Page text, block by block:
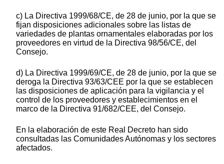
c) La Directiva 1999/68/CE, de 28 de junio, por la que se
fijan disposiciones adicionales sobre las listas de
variedades de plantas ornamentales elaboradas por los
proveedores en virtud de la Directiva 98/56/CE, del
Consejo.
d) La Directiva 1999/69/CE, de 28 de junio, por la que se
deroga la Directiva 93/63/CEE por la que se establecen
las disposiciones de aplicación para la vigilancia y el
control de los proveedores y establecimientos en el
marco de la Directiva 91/682/CEE, del Consejo.
En la elaboración de este Real Decreto han sido
consultadas las Comunidades Autónomas y los sectores
afectados.